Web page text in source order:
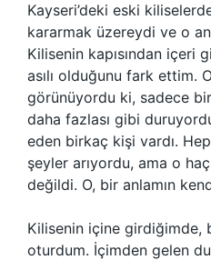
Kayseri’deki eski
kararmak üzereydi ve o
Kilisenin kapısından içeri
asılı olduğunu fark ettim.
görünüyordu ki, sadece
daha fazlası gibi
eden birkaç kişi vardı.
şeyler arıyordu, ama o
değildi. O, bir anlamın
Kilisenin içine girdiğimde,
oturdum. İçimden gelen